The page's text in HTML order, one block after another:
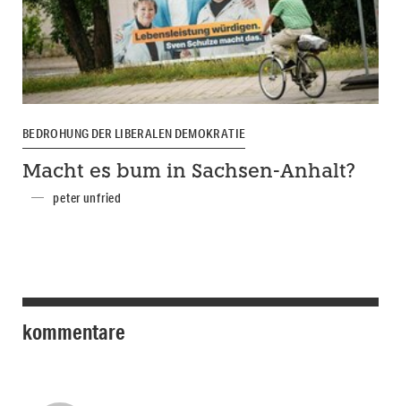
BEDROHUNG DER LIBERALEN DEMOKRATIE
Macht es bum in Sachsen-Anhalt?
peter unfried
kommentare